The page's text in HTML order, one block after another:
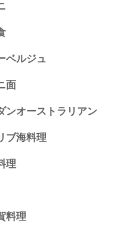
ベルジュ
面
ンオーストラリアン
ブ海料理
理
料理